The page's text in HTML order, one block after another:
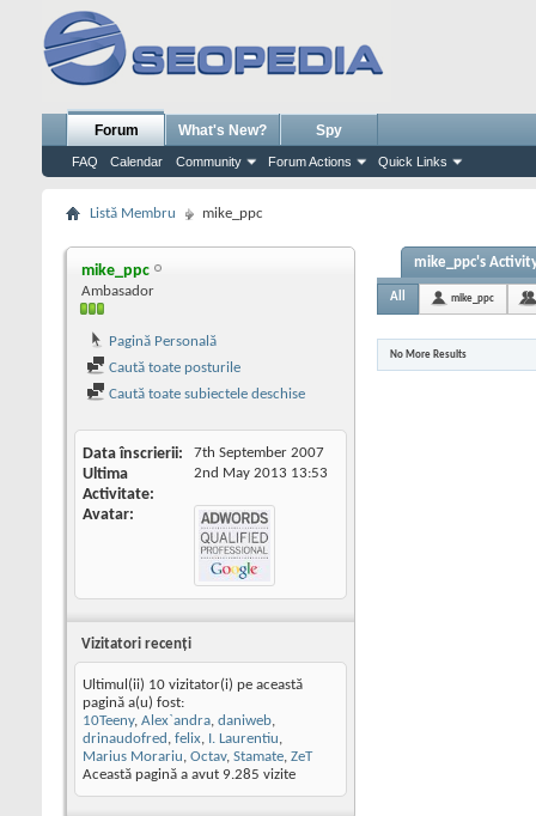
Forum
FAQ Calendar Community Forum Actions Quick Links
What's New? Spy
Listă Membru mike_ppc
mike_ppc
Ambasador
Pagină Personală
Caută toate posturile
Caută toate subiectele deschise
Data înscrierii 7th September 2007
Ultima
Activitate
2nd May 2013 13:53
Avatar
Vizitatori recenţi
Ultimul(ii) 10 vizitator(i) pe această
pagină a(u) fost:
10Teeny, Alex`andra, daniweb,
drinaudofred , felix, I. Laurentiu,
Marius Morariu, Octav, Stamate, ZeT
Această pagină a avut 9.285 vizite
mike_ppc's
All mike_ppc
No More Results